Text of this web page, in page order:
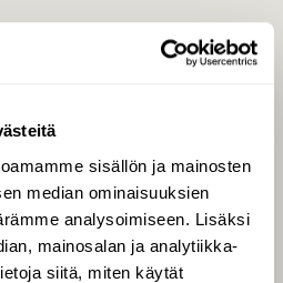
sisällön ja mainosten
median ominaisuuksien
analysoimiseen. Lisäksi
mainosalan ja analytiikka-
siitä, miten käytät
Tilaa digilukuoikeus
Äänestä parasta juttua
Tilaa uutiskirje